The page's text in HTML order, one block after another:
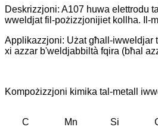
Deskrizzjoni: A107 huwa elettrodu
wweldjat fil-pożizzjonijiet kollha. Il-
Applikazzjoni: Użat għall-iwweldjar
xi azzar b'weldjabbiltà fqira (bħal
Kompożizzjoni kimika tal-metall
C Mn Si